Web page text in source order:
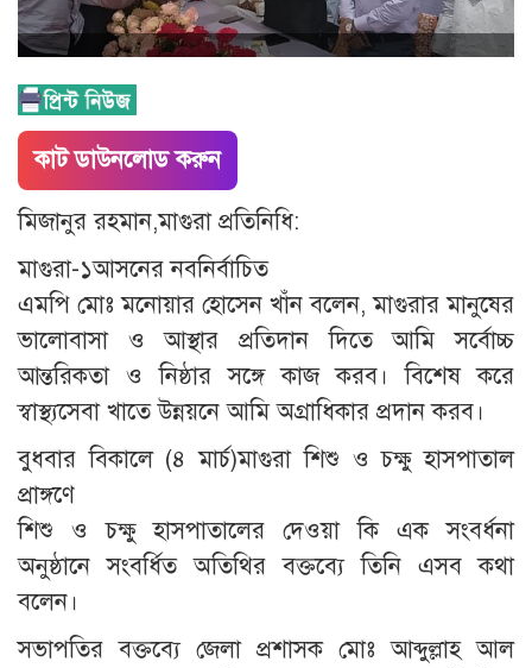
কাট ডাউনলোড করুন
মিজানুর রহমান,মাগুরা প্রতিনিধি:
মাগুরা-১আসনের নবনির্বাচিত
এমপি মোঃ মনোয়ার হোসেন খাঁন বলেন, মাগুরার মানুষের
ভালোবাসা ও আস্থার প্রতিদান দিতে আমি সর্বোচ্চ
আন্তরিকতা ও নিষ্ঠার সঙ্গে কাজ করব। বিশেষ করে
স্বাস্থ্যসেবা খাতে উন্নয়নে আমি অগ্রাধিকার প্রদান করব।
বুধবার বিকালে (৪ মার্চ)মাগুরা শিশু ও চক্ষু হাসপাতাল
প্রাঙ্গণে
শিশু ও চক্ষু হাসপাতালের দেওয়া কি এক সংবর্ধনা
অনুষ্ঠানে সংবর্ধিত অতিথির বক্তব্যে তিনি এসব কথা
বলেন।
সভাপতির বক্তব্যে জেলা প্রশাসক মোঃ আব্দুল্লাহ আল